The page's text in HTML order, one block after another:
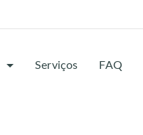
Serviços FAQ